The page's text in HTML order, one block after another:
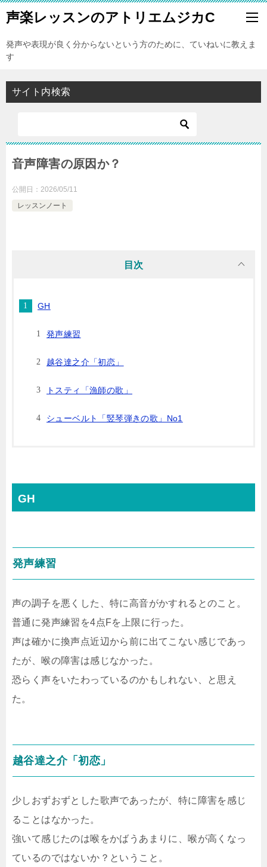
声楽レッスンのアトリエムジカC
発声や表現が良く分からないという方のために、ていねいに教えま
す
サイト内検索
音声障害の原因か？
公開日： 2026/05/11
レッスンノート
目次
GH
発声練習
越谷達之介「初恋」
トスティ「漁師の歌」
シューベルト「竪琴弾きの歌」No1
GH
発声練習
声の調子を悪くした、特に高音がかすれるとのこと。
普通に発声練習を4点Fを上限に行った。
声は確かに換声点近辺から前に出てこない感じであっ
たが、喉の障害は感じなかった。
恐らく声をいたわっているのかもしれない、と思え
た。
越谷達之介「初恋」
少しおずおずとした歌声であったが、特に障害を感じ
ることはなかった。
強いて感じたのは喉をかばうあまりに、喉が高くなっ
ているのではないか？ということ。